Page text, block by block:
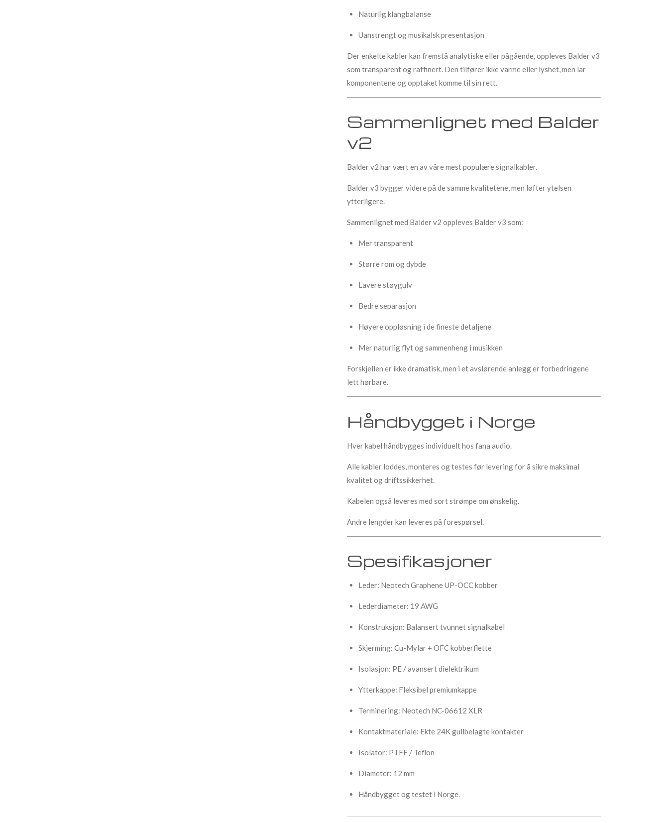
Naturlig klangbalanse
Uanstrengt og musikalsk presentasjon
Der enkelte kabler kan fremstå analytiske eller pågående, oppleves Balder v3
som transparent og raffinert. Den tilfører ikke varme eller lyshet, men lar
komponentene og opptaket komme til sin rett.
Sammenlignet med Balder
v2
Balder v2 har vært en av våre mest populære signalkabler.
Balder v3 bygger videre på de samme kvalitetene, men løfter ytelsen
ytterligere.
Sammenlignet med Balder v2 oppleves Balder v3 som:
Mer transparent
Større rom og dybde
Lavere støygulv
Bedre separasjon
Høyere oppløsning i de fineste detaljene
Mer naturlig flyt og sammenheng i musikken
Forskjellen er ikke dramatisk, men i et avslørende anlegg er forbedringene
lett hørbare.
Håndbygget i Norge
Hver kabel håndbygges individuelt hos fana audio.
Alle kabler loddes, monteres og testes før levering for å sikre maksimal
kvalitet og driftssikkerhet.
Kabelen også leveres med sort strømpe om ønskelig.
Andre lengder kan leveres på forespørsel.
Spesifikasjoner
Leder: Neotech Graphene UP-OCC kobber
Lederdiameter: 19 AWG
Konstruksjon: Balansert tvunnet signalkabel
Skjerming: Cu-Mylar + OFC kobberflette
Isolasjon: PE / avansert dielektrikum
Ytterkappe: Fleksibel premiumkappe
Terminering: Neotech NC-06612 XLR
Kontaktmateriale: Ekte 24K gullbelagte kontakter
Isolator: PTFE / Teflon
Diameter: 12 mm
Håndbygget og testet i Norge.